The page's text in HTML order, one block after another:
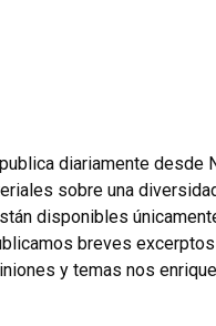
diariamente desde
sobre una
disponibles
breves
y temas nos